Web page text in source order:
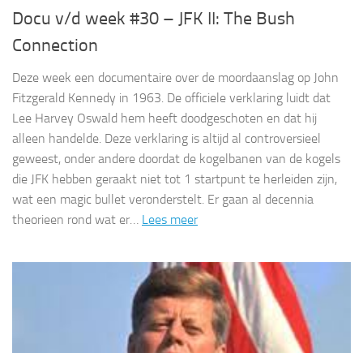
Docu v/d week #30 – JFK II: The Bush
Connection
Deze week een documentaire over de moordaanslag op John
Fitzgerald Kennedy in 1963. De officiele verklaring luidt dat
Lee Harvey Oswald hem heeft doodgeschoten en dat hij
alleen handelde. Deze verklaring is altijd al controversieel
geweest, onder andere doordat de kogelbanen van de kogels
die JFK hebben geraakt niet tot 1 startpunt te herleiden zijn,
wat een magic bullet veronderstelt. Er gaan al decennia
theorieen rond wat er… Lees meer